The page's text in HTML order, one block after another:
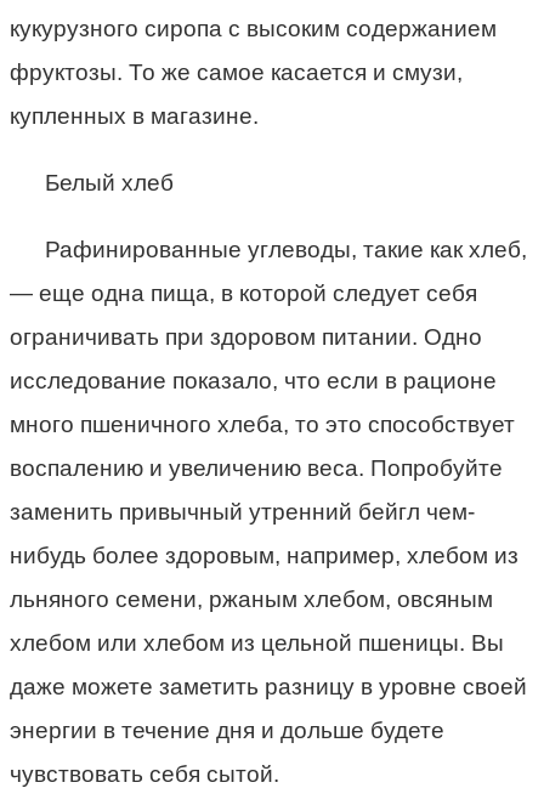
кукурузного сиропа с высоким содержанием
фруктозы. То же самое касается и смузи,
купленных в магазине.
Белый хлеб
Рафинированные углеводы, такие как хлеб,
— еще одна пища, в которой следует себя
ограничивать при здоровом питании. Одно
исследование показало, что если в рационе
много пшеничного хлеба, то это способствует
воспалению и увеличению веса. Попробуйте
заменить привычный утренний бейгл чем-
нибудь более здоровым, например, хлебом из
льняного семени, ржаным хлебом, овсяным
хлебом или хлебом из цельной пшеницы. Вы
даже можете заметить разницу в уровне своей
энергии в течение дня и дольше будете
чувствовать себя сытой.